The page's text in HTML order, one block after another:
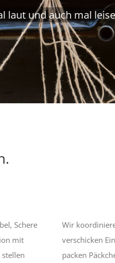
laut und auch mal
Schere
mit
Wir
verschicken
packen